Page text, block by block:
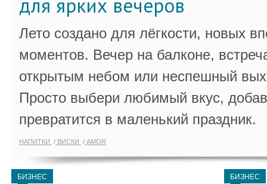
для ярких вечеров
Лето создано для лёгкости, новых
моментов. Вечер на балконе,
открытым небом или неспешный
Просто выбери любимый вкус,
превратится в маленький праздник.
НАПИТКИ ВИСКИ AMOR
БИЗНЕС БИЗНЕС